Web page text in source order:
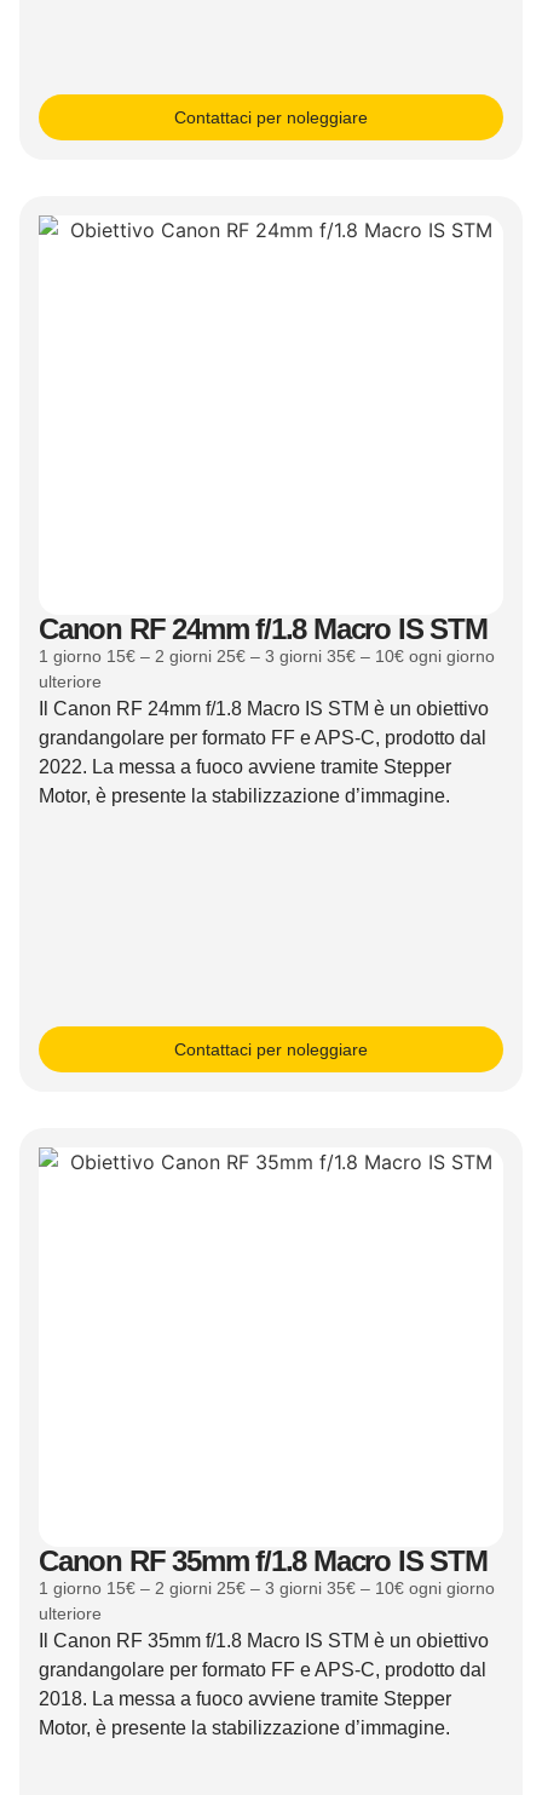
Contattaci per noleggiare
Canon RF 24mm f/1.8 Macro IS STM
1 giorno 15€ – 2 giorni 25€ – 3 giorni 35€ – 10€ ogni giorno
ulteriore
Il Canon RF 24mm f/1.8 Macro IS STM è un obiettivo
grandangolare per formato FF e APS-C, prodotto dal
2022. La messa a fuoco avviene tramite Stepper
Motor, è presente la stabilizzazione d’immagine.
Contattaci per noleggiare
Canon RF 35mm f/1.8 Macro IS STM
1 giorno 15€ – 2 giorni 25€ – 3 giorni 35€ – 10€ ogni giorno
ulteriore
Il Canon RF 35mm f/1.8 Macro IS STM è un obiettivo
grandangolare per formato FF e APS-C, prodotto dal
2018. La messa a fuoco avviene tramite Stepper
Motor, è presente la stabilizzazione d’immagine.